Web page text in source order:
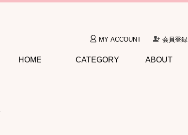
MY ACCOUNT 会員登録
HOME CATEGORY ABOUT